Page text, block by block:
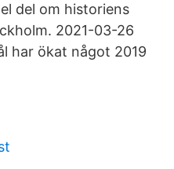
del om historiens
2021-03-26
har ökat något 2019